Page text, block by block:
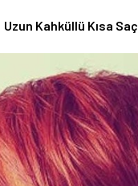
Kahküllü Kısa